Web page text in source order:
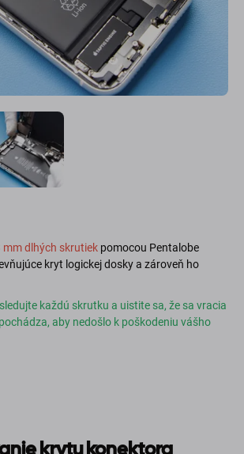
mm dlhých skrutiek pomocou Pentalobe
kryt logickej dosky a zároveň ho
každú skrutku a uistite sa, že sa vracia
aby nedošlo k poškodeniu vášho
krytu konektora